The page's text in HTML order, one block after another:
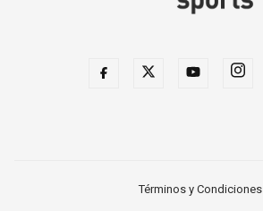
Términos y Condiciones